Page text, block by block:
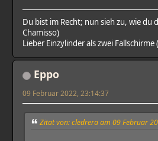
Du bist im Recht; nun sieh zu, wie du
Chamisso)
Lieber Einzylinder als zwei Fallschirme
Eppo
09 Februar 2022, 23:14:37
Zitat von: cledrera am 09 Februar